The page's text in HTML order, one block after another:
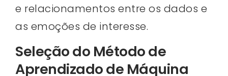
e relacionamentos entre os dados e
as emoções de interesse.
Seleção do Método de
Aprendizado de Máquina